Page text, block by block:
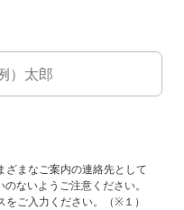
まなご案内の連絡先として
ないようご注意ください。
ご入力ください。（※１）